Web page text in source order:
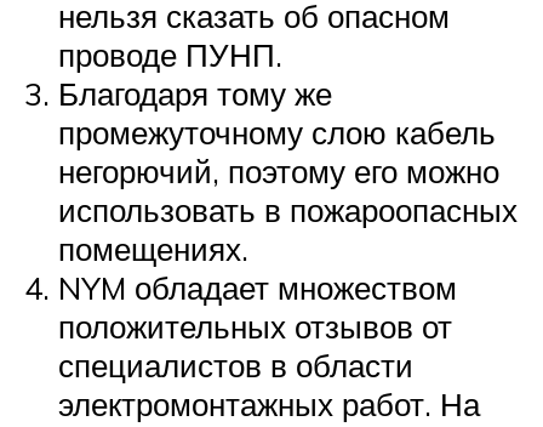
нельзя сказать об опасном
проводе ПУНП.
Благодаря тому же
промежуточному слою кабель
негорючий, поэтому его можно
использовать в пожароопасных
помещениях.
NYM обладает множеством
положительных отзывов от
специалистов в области
электромонтажных работ. На